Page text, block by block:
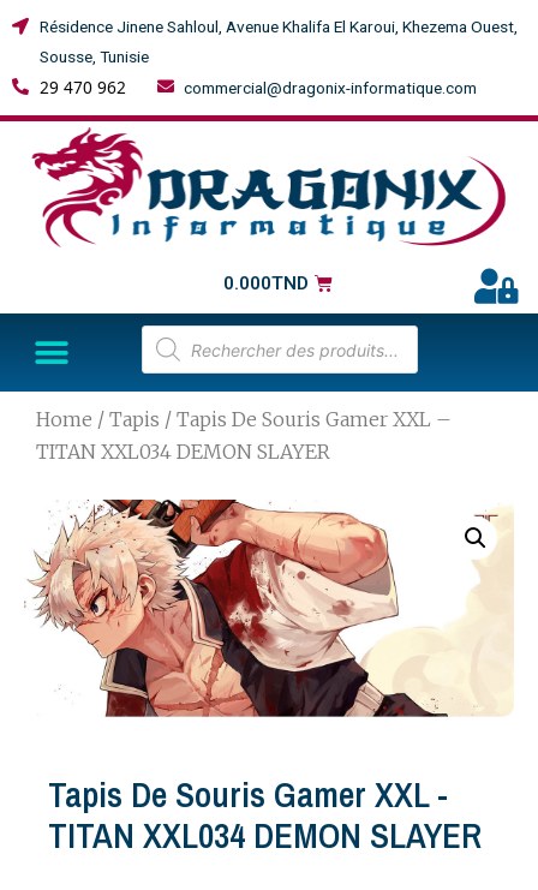
Résidence Jinene Sahloul, Avenue Khalifa El Karoui, Khezema Ouest,
Sousse, Tunisie
29 470 962 commercial@dragonix-informatique.com
0.000TND
Home / Tapis / Tapis De Souris Gamer XXL –
TITAN XXL034 DEMON SLAYER
Tapis De Souris Gamer XXL -
TITAN XXL034 DEMON SLAYER